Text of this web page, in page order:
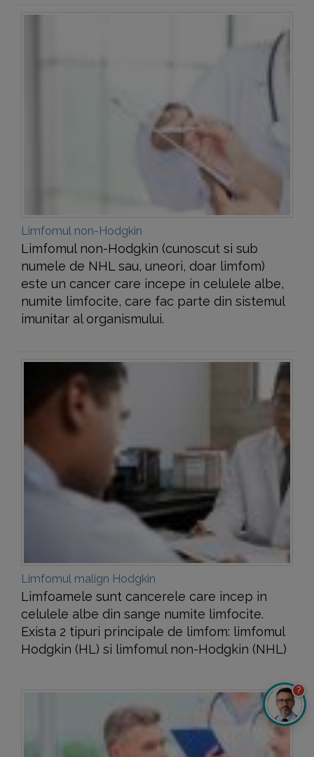
Limfomul non-Hodgkin
Limfomul non-Hodgkin (cunoscut si sub
numele de NHL sau, uneori, doar limfom)
este un cancer care incepe in celulele albe,
numite limfocite, care fac parte din sistemul
imunitar al organismului.
Limfomul malign Hodgkin
Limfoamele sunt cancerele care incep in
celulele albe din sange numite limfocite.
Exista 2 tipuri principale de limfom: limfomul
Hodgkin (HL) si limfomul non-Hodgkin (NHL)
?